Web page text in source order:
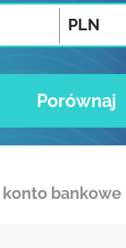
PLN
Porównaj
konto bankowe